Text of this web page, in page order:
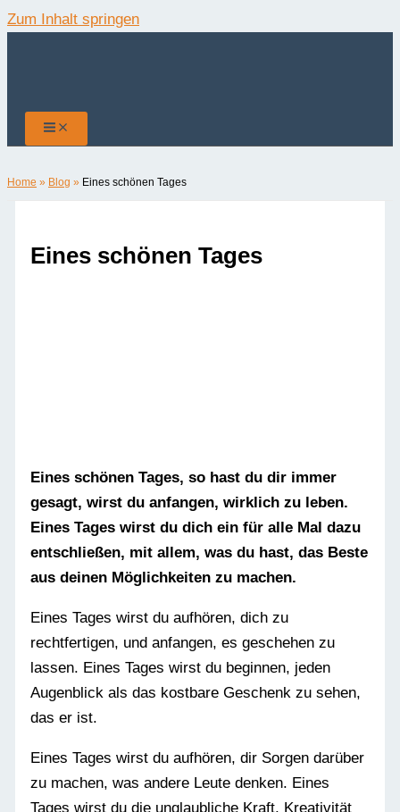
Zum Inhalt springen
Home » Blog » Eines schönen Tages
Eines schönen Tages
Eines schönen Tages, so hast du dir immer
gesagt, wirst du anfangen, wirklich zu leben.
Eines Tages wirst du dich ein für alle Mal dazu
entschließen, mit allem, was du hast, das Beste
aus deinen Möglichkeiten zu machen.
Eines Tages wirst du aufhören, dich zu
rechtfertigen, und anfangen, es geschehen zu
lassen. Eines Tages wirst du beginnen, jeden
Augenblick als das kostbare Geschenk zu sehen,
das er ist.
Eines Tages wirst du aufhören, dir Sorgen darüber
zu machen, was andere Leute denken. Eines
Tages wirst du die unglaubliche Kraft, Kreativität